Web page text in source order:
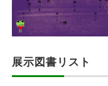
展示図書リスト